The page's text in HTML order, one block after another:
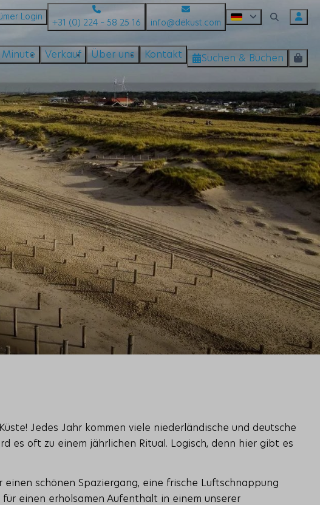
Login
+31 (0) 224 – 58 25 16 info@dekust.com
Minute Verkauf Über uns Kontakt Suchen & Buchen
Jedes Jahr kommen viele niederländische und deutsche
es oft zu einem jährlichen Ritual. Logisch, denn hier gibt es
schönen Spaziergang, eine frische Luftschnappung
für einen erholsamen Aufenthalt in einem unserer